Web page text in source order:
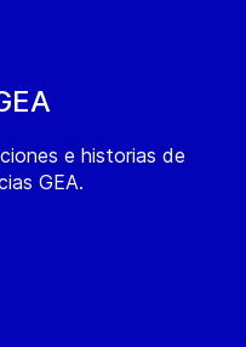
e historias de
GEA.